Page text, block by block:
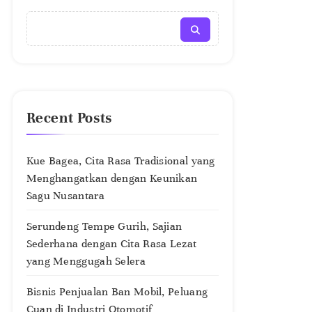
Recent Posts
Kue Bagea, Cita Rasa Tradisional yang
Menghangatkan dengan Keunikan
Sagu Nusantara
Serundeng Tempe Gurih, Sajian
Sederhana dengan Cita Rasa Lezat
yang Menggugah Selera
Bisnis Penjualan Ban Mobil, Peluang
Cuan di Industri Otomotif